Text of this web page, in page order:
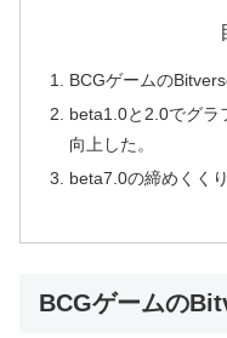
BCGゲームの
beta1.0と2.0でグラ
向上した。
beta7.0の締めくく
BCGゲームの